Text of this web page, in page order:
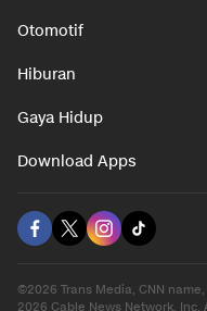
Otomotif
Hiburan
Gaya Hidup
Download Apps
©2026 Trans Media, CNN
2026 Cable News Network, Inc.